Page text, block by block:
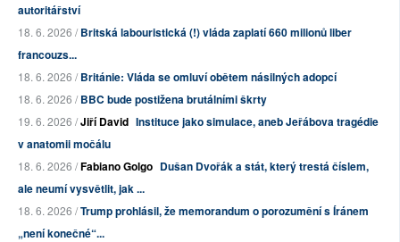
autoritářství
18. 6. 2026 /Britská labouristická (!) vláda zaplatí 660 milionů liber
francouzs...
18. 6. 2026 /Británie: Vláda se omluví obětem násilných adopcí
18. 6. 2026 /BBC bude postižena brutálními škrty
19. 6. 2026 /Jiří David Instituce jako simulace, aneb Jeřábova tragédie
v anatomii močálu
18. 6. 2026 /Fabiano Golgo Dušan Dvořák a stát, který trestá číslem,
ale neumí vysvětlit, jak ...
18. 6. 2026 /Trump prohlásil, že memorandum o porozumění s Íránem
„není konečné“...